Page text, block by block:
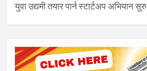
युवा उद्यमी तयार पार्न स्टार्टअप अभियान सुरु